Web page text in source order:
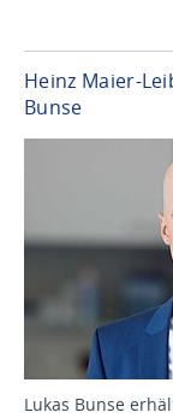
Heinz Maier-
Bunse
Lukas Bunse